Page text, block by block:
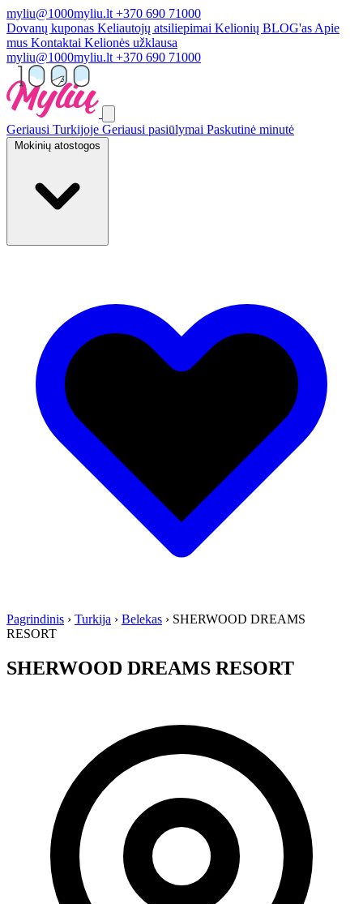
myliu@1000myliu.lt +370 690 71000
Dovanų kuponas Keliautojų atsiliepimai Kelionių BLOG'as Apie
mus Kontaktai Kelionės užklausa
myliu@1000myliu.lt +370 690 71000
Geriausi Turkijoje Geriausi pasiūlymai Paskutinė minutė
Mokinių atostogos
Pagrindinis › Turkija › Belekas › SHERWOOD DREAMS
RESORT
SHERWOOD DREAMS RESORT